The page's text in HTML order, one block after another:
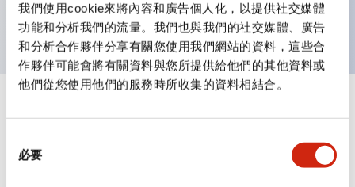
我們使用cookie來將內容和廣告個人化，以提供社交媒體
功能和分析我們的流量。我們也與我們的社交媒體、廣告
和分析合作夥伴分享有關您使用我們網站的資料，這些合
作夥伴可能會將有關資料與您所提供給他們的其他資料或
他們從您使用他們的服務時所收集的資料相結合。
必要
可使用專用配件輕鬆更換為Φ22閃光輪廓
規格 +
審美規範